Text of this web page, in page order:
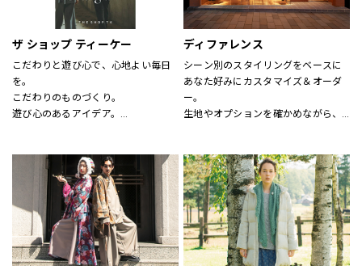
事を証明する、スーツの新しい買い
方そのものをデザインしたショップ
です。
ザ ショップ ティーケー
こだわりと遊び心で、心地よい毎日
を。
こだわりのものづくり。
遊び心のあるアイデア。
THE SHOP TKは、心地よい毎日をデ
ザインします。
ディファレンス
シーン別のスタイリングをベースに
あなた好みにカスタマイズ＆オーダ
ー。
生地やオプションを確かめながら、